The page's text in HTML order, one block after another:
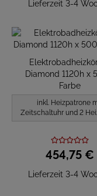
Lieferzeit 3-4
Diamond 1120h x
Farbe
inkl. Heizpatrone
Zeitschaltuhr und 2
454,75 €
Lieferzeit 3-4